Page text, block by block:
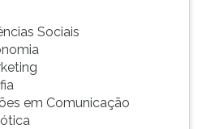
Sociais
em Comunicação